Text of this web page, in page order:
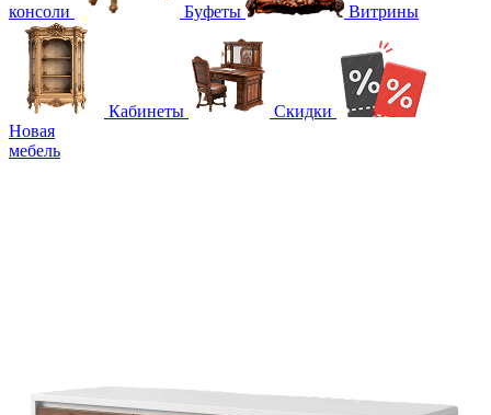
консоли Буфеты Витрины
Кабинеты
Скидки
Новая
мебель